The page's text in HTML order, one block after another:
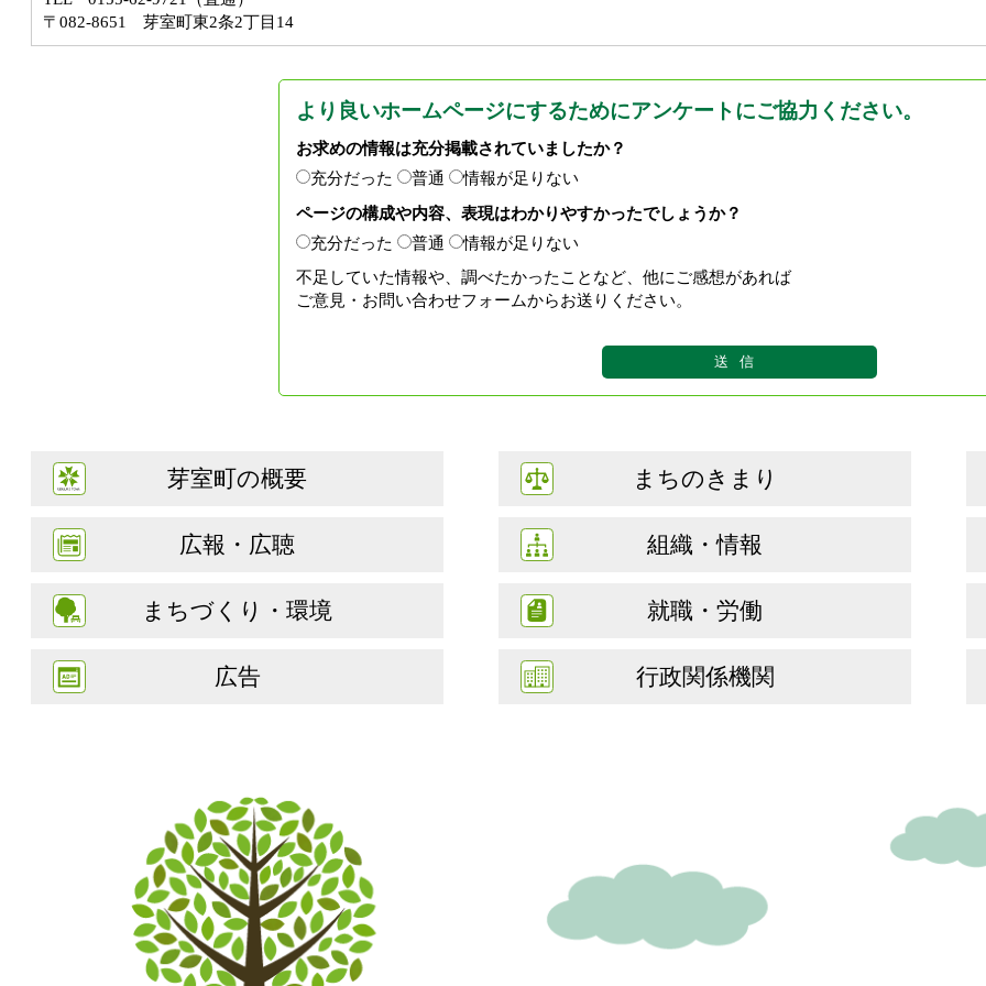
〒082-8651 芽室町東2条2丁目14
より良いホームページにするためにアンケートにご協力ください。
お求めの情報は充分掲載されていましたか？
充分だった
普通
情報が足りない
ページの構成や内容、表現はわかりやすかったでしょうか？
充分だった
普通
情報が足りない
不足していた情報や、調べたかったことなど、他にご感想があれば
ご意見・お問い合わせフォームからお送りください。
芽室町の概要 まちのきまり
広報・広聴 組織・情報
まちづくり・環境 就職・労働
広告 行政関係機関